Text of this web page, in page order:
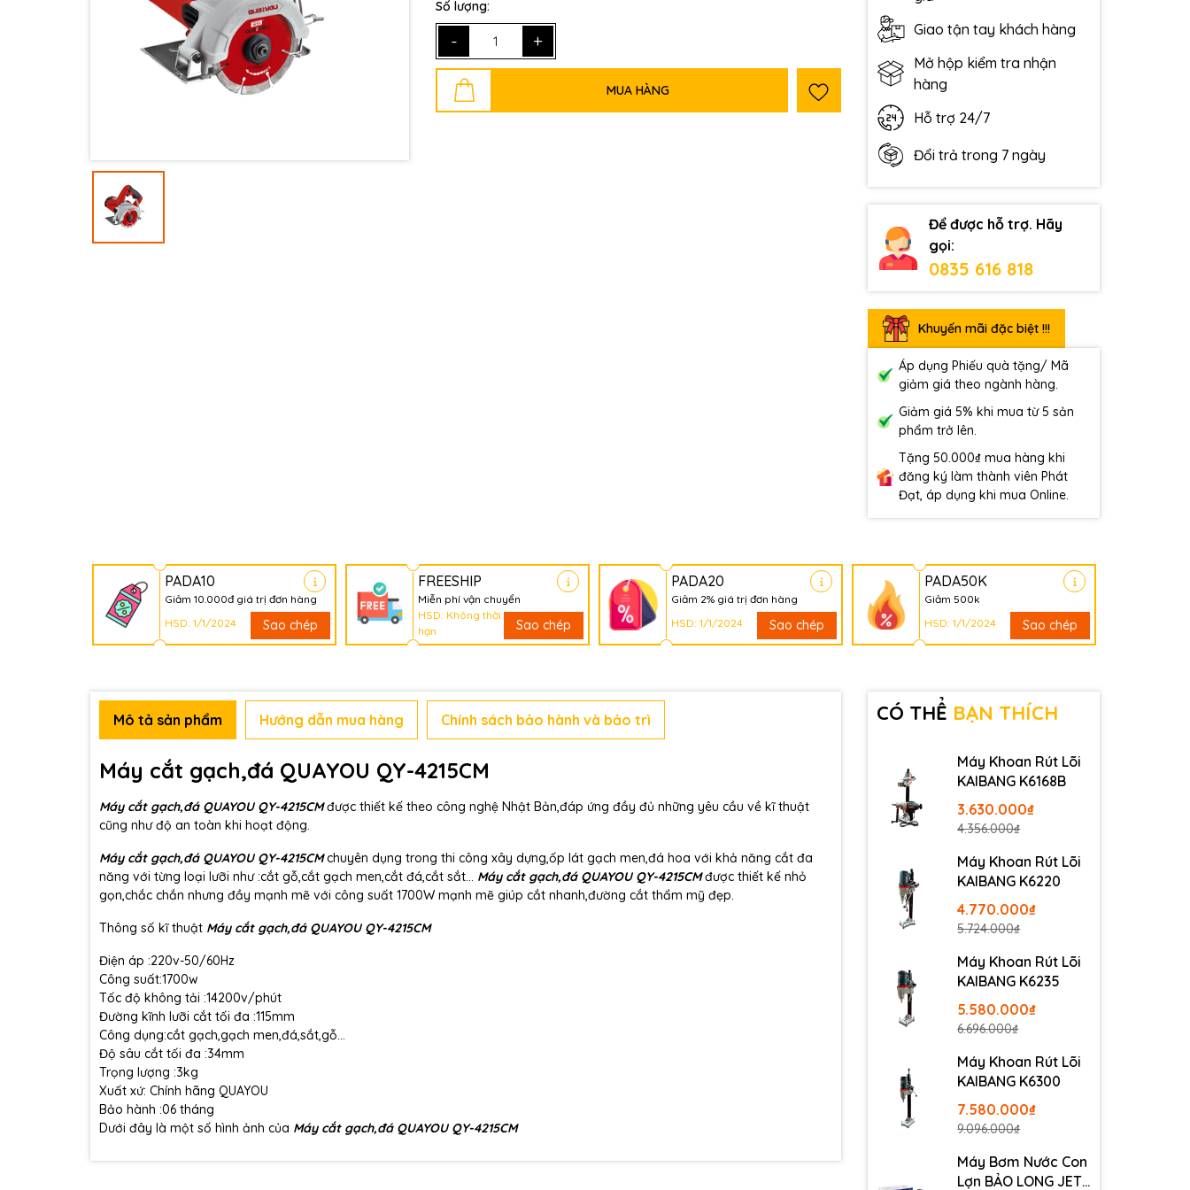
Số lượng:
- +
MUA HÀNG
Giao tận tay khách hàng
Mở hộp kiểm tra nhận
hàng
Hỗ trợ 24/7
Đổi trả trong 7 ngày
Để được hỗ trợ. Hãy
gọi:
0835 616 818
Khuyến mãi đặc biệt !!!
Áp dụng Phiếu quà tặng/ Mã
giảm giá theo ngành hàng.
Giảm giá 5% khi mua từ 5 sản
phẩm trở lên.
Tặng 50.000₫ mua hàng khi
đăng ký làm thành viên Phát
Đạt, áp dụng khi mua Online.
PADA10
Giảm 10.000đ giá trị đơn hàng
HSD: 1/1/2024
Sao chép
FREESHIP
Miễn phí vận chuyển
HSD: Không thời
hạn
Sao chép
PADA20
Giảm 2% giá trị đơn hàng
HSD: 1/1/2024
Sao chép
PADA50K
Giảm 500k
HSD: 1/1/2024
Sao chép
Ngày hết hạn:
Điều kiện:
Mô tả sản phẩm Hướng dẫn mua hàng Chính sách bảo hành và bảo trì
Máy cắt gạch,đá QUAYOU QY-4215CM
Máy cắt gạch,đá QUAYOU QY-4215CMđược thiết kế theo công nghệ Nhật Bản,đáp ứng đầy đủ những yêu cầu về kĩ thuật
cũng như độ an toàn khi hoạt động.
Máy cắt gạch,đá QUAYOU QY-4215CMchuyên dụng trong thi công xây dựng,ốp lát gạch men,đá hoa với khả năng cắt đa
năng với từng loại lưỡi như :cắt gỗ,cắt gạch men,cắt đá,cắt sắt... Máy cắt gạch,đá QUAYOU QY-4215CMđược thiết kế nhỏ
gọn,chắc chắn nhưng đầy mạnh mẽ với công suất 1700W mạnh mẽ giúp cắt nhanh,đường cắt thẩm mỹ đẹp.
Thông số kĩ thuật Máy cắt gạch,đá QUAYOU QY-4215CM
Điện áp :220v-50/60Hz
Công suất:1700w
Tốc độ không tải :14200v/phút
Đường kĩnh lưỡi cắt tối đa :115mm
Công dụng:cắt gạch,gạch men,đá,sắt,gỗ...
Độ sâu cắt tối đa :34mm
Trọng lượng :3kg
Xuất xứ: Chính hãng QUAYOU
Bảo hành :06 tháng
Dưới đây là một số hình ảnh của Máy cắt gạch,đá QUAYOU QY-4215CM
CÓ THỂ BẠN THÍCH
Máy Khoan Rút Lõi
KAIBANG K6168B
3.630.000₫
4.356.000₫
Máy Khoan Rút Lõi
KAIBANG K6220
4.770.000₫
5.724.000₫
Máy Khoan Rút Lõi
KAIBANG K6235
5.580.000₫
6.696.000₫
Máy Khoan Rút Lõi
KAIBANG K6300
7.580.000₫
9.096.000₫
Máy Bơm Nước Con
Lợn BẢO LONG JET-